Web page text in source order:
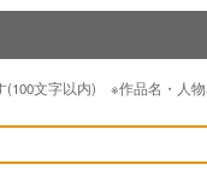
文字以内) ※作品名・人物